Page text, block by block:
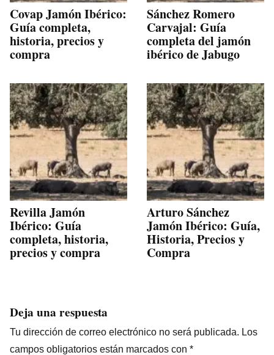
Covap Jamón Ibérico:
Guía completa,
historia, precios y
compra
Sánchez Romero
Carvajal: Guía
completa del jamón
ibérico de Jabugo
Revilla Jamón
Ibérico: Guía
completa, historia,
precios y compra
Arturo Sánchez
Jamón Ibérico: Guía,
Historia, Precios y
Compra
Deja una respuesta
Tu dirección de correo electrónico no será publicada. Los
campos obligatorios están marcados con *